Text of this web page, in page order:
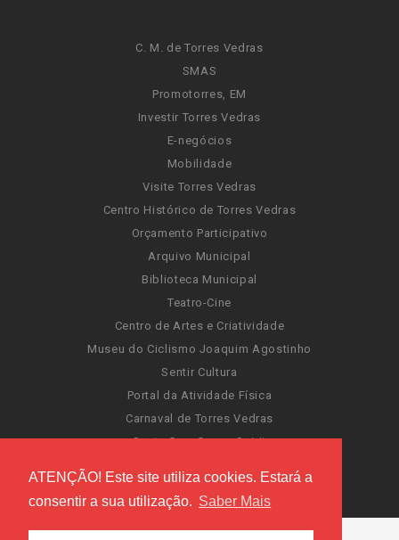
ATENÇÃO! Este site utiliza cookies. Estará a
consentir a sua utilização. Saber Mais
C. M. de Torres Vedras
SMAS
Promotorres, EM
Investir Torres Vedras
E-negócios
Mobilidade
Visite Torres Vedras
Centro Histórico de Torres Vedras
Orçamento Participativo
Arquivo Municipal
Biblioteca Municipal
Teatro-Cine
Centro de Artes e Criatividade
Museu do Ciclismo Joaquim Agostinho
Sentir Cultura
Portal da Atividade Física
Carnaval de Torres Vedras
Santa Cruz Ocean Spirit